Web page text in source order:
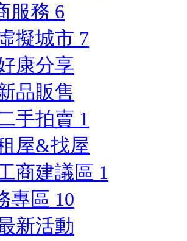
服務 6
擬城市 7
康分享
品販售
手拍賣 1
屋&找屋
商建議區 1
專區 10
新活動